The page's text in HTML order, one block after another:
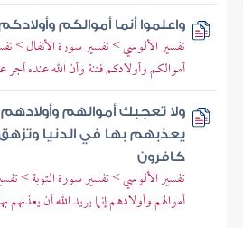
واعلموا أنما أموالكم
تفسير الألوسي > تفسير سورة الأنفال >
أموالكم وأولادكم فتنة وأن الله عنده
ولا تعجبك أموالهم وأولادهم
يعذبهم بها في الدنيا
كافرون
تفسير الألوسي > تفسير سورة التوبة >
أموالهم وأولادهم إنما يريد الله أن يعذبهم